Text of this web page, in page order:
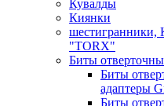
Кувалды
Киянки
шестигранники,
"TORX"
Биты
Биты
адаптеры
Биты